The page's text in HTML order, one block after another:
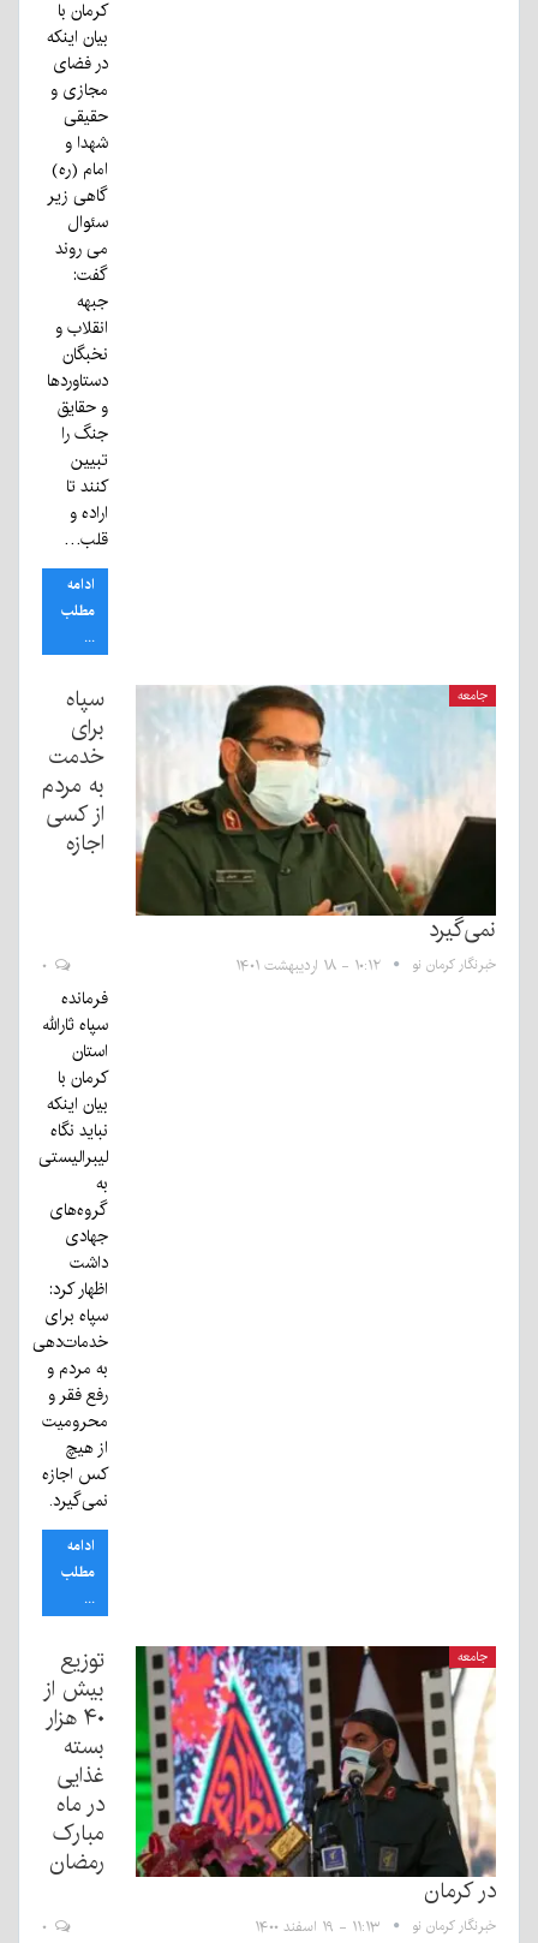
کرمان با
بیان اینکه
در فضای
مجازی و
حقیقی
شهدا و
امام (ره)
گاهی زیر
سئوال
می روند
گفت:
جبهه
انقلاب و
نخبگان
دستاوردها
و حقایق
جنگ را
تبیین
کنند تا
اراده و
قلب…
ادامه
مطلب
...
جامعه
سپاه
برای
خدمت
به مردم
از کسی
اجازه
نمی‌گیرد
خبرنگار کرمان نو ۱۰:۱۲ - ۱۸ اردیبهشت ۱۴۰۱
فرمانده
سپاه ثارالله
استان
کرمان با
بیان اینکه
نباید نگاه
لیبرالیستی
به
گروه‌های
جهادی
داشت
اظهار کرد:
سپاه برای
خدمات‌دهی
به مردم و
رفع فقر و
محرومیت
از هیچ
کس اجازه
نمی‌گیرد.
ادامه
مطلب
...
جامعه
توزیع
بیش از
۴۰ هزار
بسته
غذایی
در ماه
مبارک
رمضان
در کرمان
خبرنگار کرمان نو ۱۱:۱۳ - ۱۹ اسفند ۱۴۰۰